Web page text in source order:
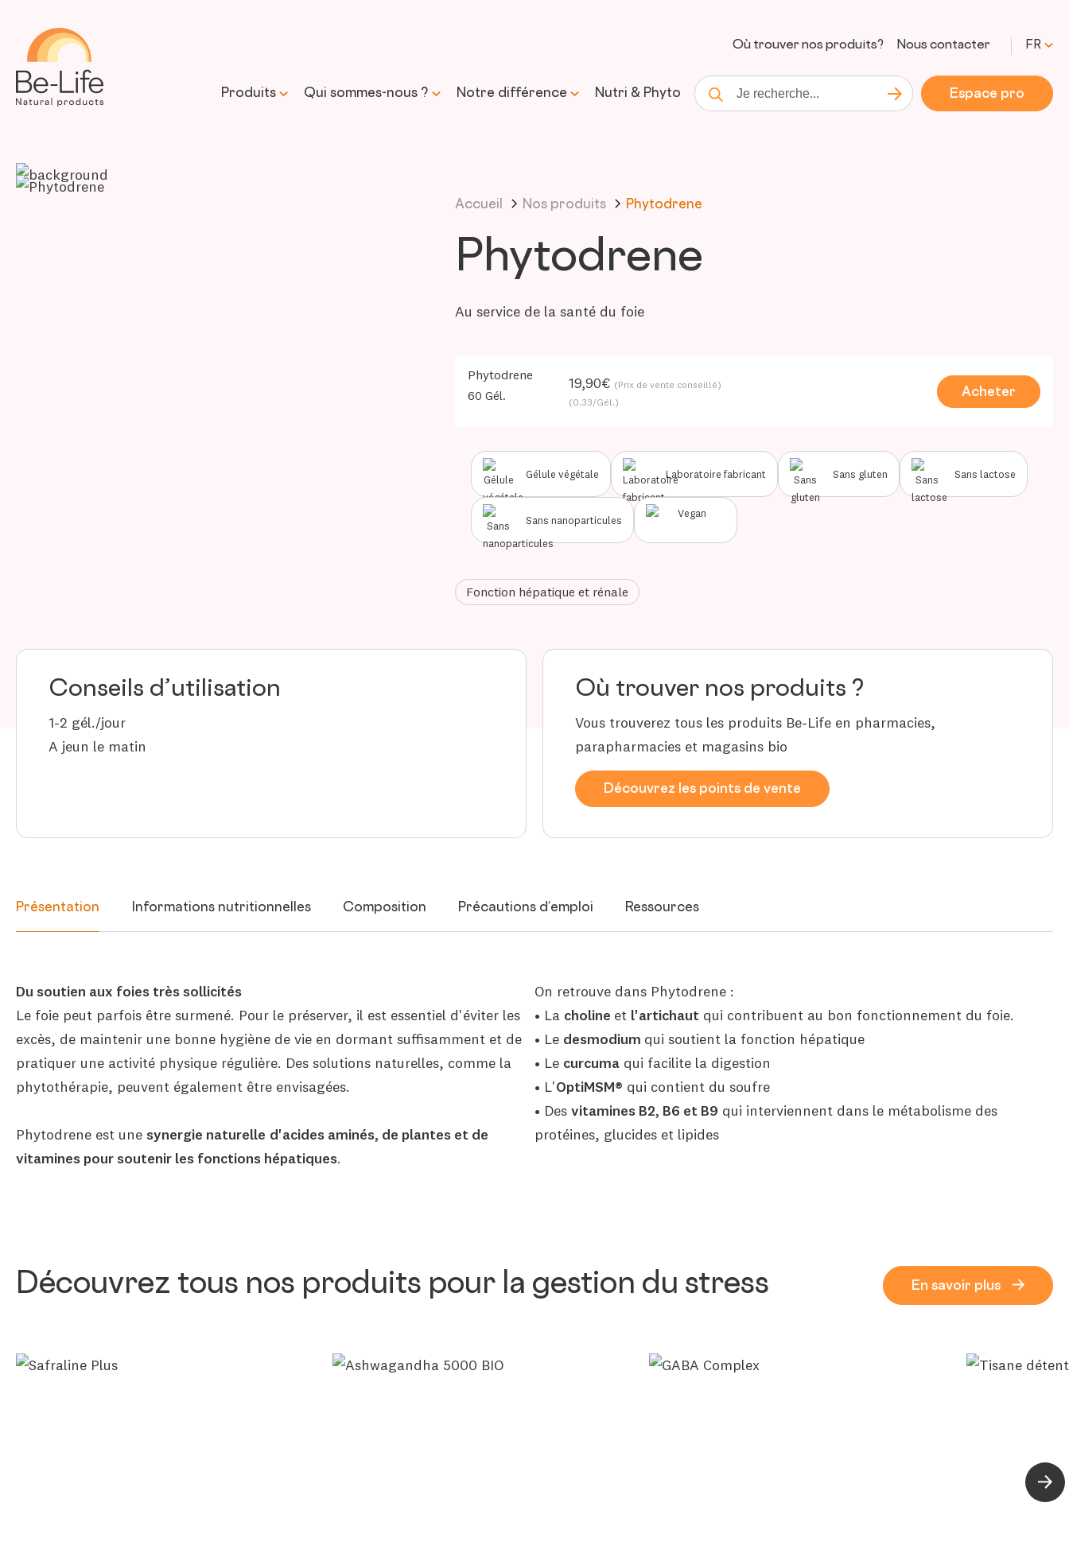
Où trouver nos produits? Nous contacter FR
Produits Qui sommes-nous ? Notre différence
Transparence &
formulation responsable
Approvisionnement &
Contrôle & qualité
B Corp™
Nos labels
formation
Partenariats
académiques &
collaborations
Nutri & Phyto
Recherche Lancer la rechercheEspace pro
Accueil Nos produits Phytodrene
Phytodrene
Au service de la santé du foie
Phytodrene
60 Gél.
19,90€ (Prix de vente conseillé)
(0.33/Gél.)
Acheter
Gélule végétale Laboratoire fabricant Sans gluten Sans lactose
Sans nanoparticules
Fonction hépatique et rénale
Conseils d’utilisation
1-2 gél./jour
A jeun le matin
Où trouver nos produits ?
Vous trouverez tous les produits Be-Life en pharmacies,
parapharmacies et magasins bio
Découvrez les points de vente
Présentation Informations nutritionnelles Composition Précautions d’emploi Ressources
Du soutien aux foies très sollicités
Le foie peut parfois être surmené. Pour le préserver, il est essentiel d'éviter les
excès, de maintenir une bonne hygiène de vie en dormant suffisamment et de
pratiquer une activité physique régulière. Des solutions naturelles, comme la
phytothérapie, peuvent également être envisagées.
Phytodrene est une synergie naturelle d'acides aminés, de plantes et de
vitamines pour soutenir les fonctions hépatiques.
On retrouve dans Phytodrene :
• La choline et l'artichautqui contribuent au bon fonctionnement du foie.
• Le desmodium qui soutient la fonction hépatique
• Le curcumaqui facilite la digestion
• L'OptiMSM® qui contient du soufre
• Des vitamines B2, B6 et B9 qui interviennent dans le métabolisme des
protéines, glucides et lipides
Découvrez tous nos produits pour la gestion du stress En savoir plus